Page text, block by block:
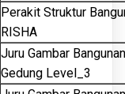
Perakit Struktur
RISHA
Juru Gambar Bangunan
Gedung Level_3